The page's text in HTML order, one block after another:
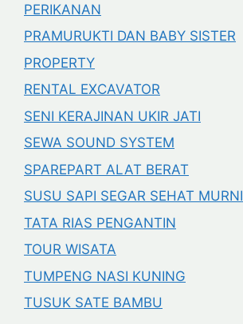
PERIKANAN
PRAMURUKTI DAN BABY SISTER
PROPERTY
RENTAL EXCAVATOR
SENI KERAJINAN UKIR JATI
SEWA SOUND SYSTEM
SPAREPART ALAT BERAT
SUSU SAPI SEGAR SEHAT MURNI
TATA RIAS PENGANTIN
TOUR WISATA
TUMPENG NASI KUNING
TUSUK SATE BAMBU